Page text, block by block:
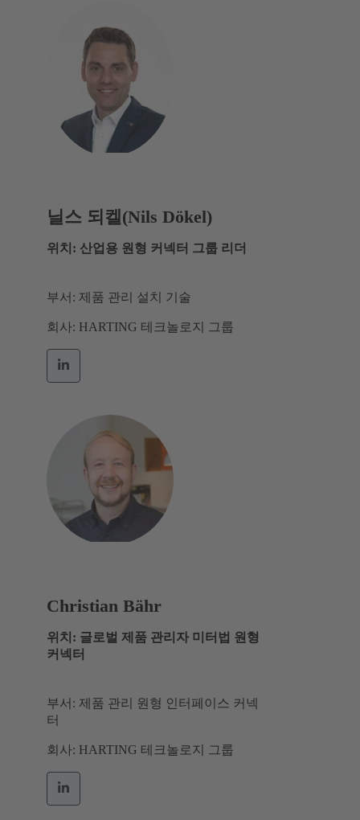
닐스 되켈(Nils Dökel)
위치: 산업용 원형 커넥터 그룹 리더
부서: 제품 관리 설치 기술
회사: HARTING 테크놀로지 그룹
Christian Bähr
위치: 글로벌 제품 관리자 미터법 원형
커넥터
부서: 제품 관리 원형 인터페이스 커넥
터
회사: HARTING 테크놀로지 그룹